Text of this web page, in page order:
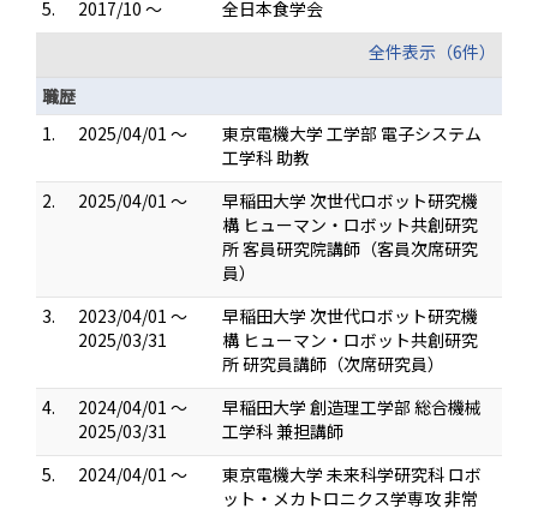
5.
2017/10 ～
全日本食学会
全件表示（6件）
職歴
1.
2025/04/01 ～
東京電機大学 工学部 電子システム
工学科 助教
2.
2025/04/01 ～
早稲田大学 次世代ロボット研究機
構 ヒューマン・ロボット共創研究
所 客員研究院講師（客員次席研究
員）
3.
2023/04/01 ～
2025/03/31
早稲田大学 次世代ロボット研究機
構 ヒューマン・ロボット共創研究
所 研究員講師（次席研究員）
4.
2024/04/01 ～
2025/03/31
早稲田大学 創造理工学部 総合機械
工学科 兼担講師
5.
2024/04/01 ～
東京電機大学 未来科学研究科 ロボ
ット・メカトロニクス学専攻 非常